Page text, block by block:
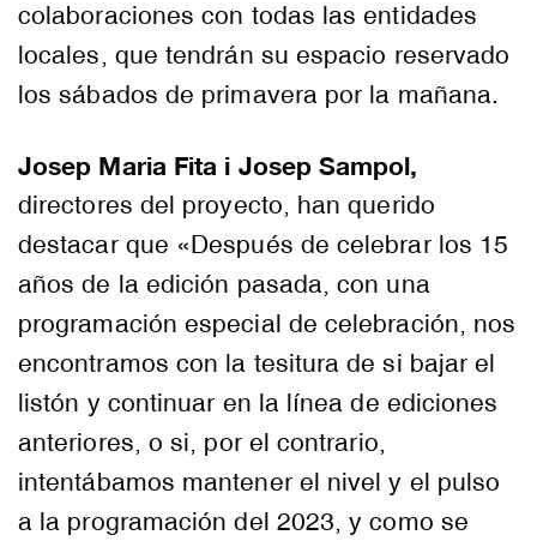
colaboraciones con todas las entidades
locales, que tendrán su espacio reservado
los sábados de primavera por la mañana.
Josep Maria Fita i Josep Sampol,
directores del proyecto, han querido
destacar que «Después de celebrar los 15
años de la edición pasada, con una
programación especial de celebración, nos
encontramos con la tesitura de si bajar el
listón y continuar en la línea de ediciones
anteriores, o si, por el contrario,
intentábamos mantener el nivel y el pulso
a la programación del 2023, y como se